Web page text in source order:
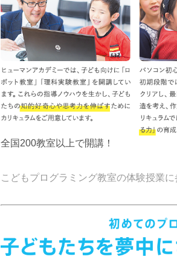
全国200教室以上で開講！
こどもプログラミング教室の体験授業